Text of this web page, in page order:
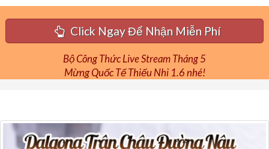
Click Ngay Để Nhận Miễn Phí
Bộ Công Thức Live Stream Tháng 5
Mừng Quốc Tế Thiếu Nhi 1.6 nhé!